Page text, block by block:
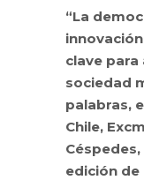
“La
clave para
sociedad
palabras,
Chile,
edición de